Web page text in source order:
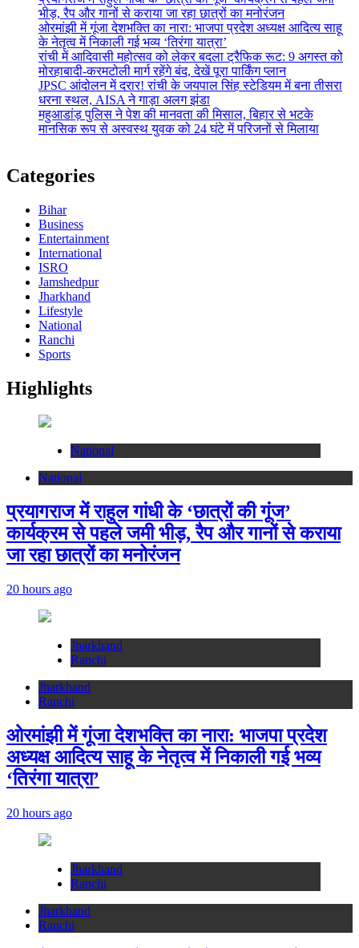
भीड़, रैप और गानों से कराया जा रहा छात्रों का मनोरंजन
ओरमांझी में गूंजा देशभक्ति का नारा: भाजपा प्रदेश अध्यक्ष आदित्य साहू
के नेतृत्व में निकाली गई भव्य ‘तिरंगा यात्रा’
रांची में आदिवासी महोत्सव को लेकर बदला ट्रैफिक रूट: 9 अगस्त को
मोरहाबादी-करमटोली मार्ग रहेंगे बंद, देखें पूरा पार्किंग प्लान
JPSC आंदोलन में दरार! रांची के जयपाल सिंह स्टेडियम में बना तीसरा
धरना स्थल, AISA ने गाड़ा अलग झंडा
महुआडांड़ पुलिस ने पेश की मानवता की मिसाल, बिहार से भटके
मानसिक रूप से अस्वस्थ युवक को 24 घंटे में परिजनों से मिलाया
Categories
Bihar
Business
Entertainment
International
ISRO
Jamshedpur
Jharkhand
Lifestyle
National
Ranchi
Sports
Highlights
National
National
प्रयागराज में राहुल गांधी के ‘छात्रों की गूंज’
कार्यक्रम से पहले जमी भीड़, रैप और गानों से कराया
जा रहा छात्रों का मनोरंजन
20 hours ago
Jharkhand
Ranchi
Jharkhand
Ranchi
ओरमांझी में गूंजा देशभक्ति का नारा: भाजपा प्रदेश
अध्यक्ष आदित्य साहू के नेतृत्व में निकाली गई भव्य
‘तिरंगा यात्रा’
20 hours ago
Jharkhand
Ranchi
Jharkhand
Ranchi